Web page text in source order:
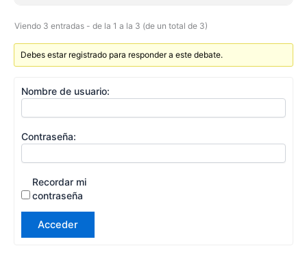
Viendo 3 entradas - de la 1 a la 3 (de un total de 3)
Debes estar registrado para responder a este debate.
Nombre de usuario:
Contraseña:
Recordar mi
contraseña
Acceder